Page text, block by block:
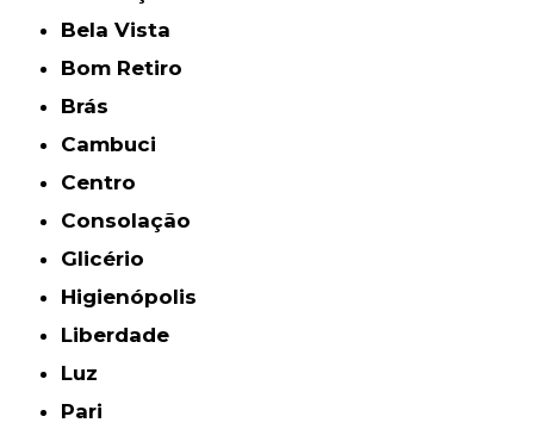
Bela Vista
Bom Retiro
Brás
Cambuci
Centro
Consolação
Glicério
Higienópolis
Liberdade
Luz
Pari